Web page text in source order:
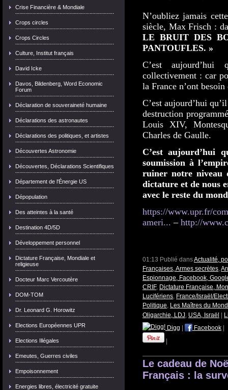
Crise Financière & Mondiale
Crops circles
Crops Circles
Culture, Institut français
David Icke
Davos, Bildenberg, Word Economic
Forum
Déclaration de souveraineté humaine
Déclarations des astronautes
Déclarations des politiques, et artistes
Découvertes Astronomie
Découvertes, Déclarations Scientifiques
Département de l'Énergie US
Dépopulation
Des atteintes à la santé
Destination 4D/5D
Développement personnel
Dictature Française, Mondiale et
religieuse
Docteur Marc Vercoutère
DOM-TOM
Dr. Leonard G. Horowitz
Elections Européennes UPR
Elections Illégales
Emeutes, Guerres civiles
Empoisonnement
Energies libres, électricité gratuite
N’oubliez jamais
siècle, Max Frisch :
LE BRUIT DES
PANTOUFLES. »
C’est
collectivement : car
la France n’ont
C’est aujourd’hui
destruction
Louis XIV,
Charles de Gaulle.
C’est aujourd’hui
soumission à
ruiner notre niveau
dictature et de nous
avec le reste du
https://www.upr.fr/
ameri... – http://
01:13 Publié dansActualité,
Françaises, Armes secrètes,
Espionnage, Facebook,
CRIF, Dictature Française,
Lucifériens, France/Israël/
Politique, Les Maîtres du
Oligarchie, LDJ, USA, Israël
Digg
Facebook
Le cadeau de
Français : la